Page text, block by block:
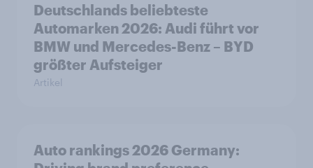
Deutschlands beliebteste
Automarken 2026: Audi führt vor
BMW und Mercedes-Benz – BYD
größter Aufsteiger
Artikel
Auto rankings 2026 Germany: